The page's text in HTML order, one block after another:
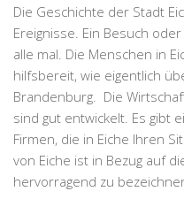
Die Geschichte der Stadt
Ereignisse. Ein Besuch
alle mal. Die Menschen in
hilfsbereit, wie eigentlich
Brandenburg. Die
sind gut entwickelt. Es gibt
Firmen, die in Eiche Ihren
von Eiche ist in Bezug auf
hervorragend zu